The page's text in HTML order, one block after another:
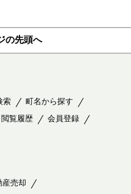
の先頭へ
索
町名から探す
閲覧履歴
会員登録
産売却